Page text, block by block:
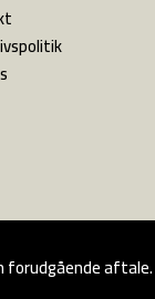
forudgående aftale.